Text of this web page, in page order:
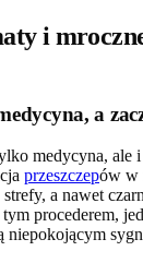
i
a
medycyna, ale i
przeszczepów w
strefy, a nawet
procederem,
niepokojącym